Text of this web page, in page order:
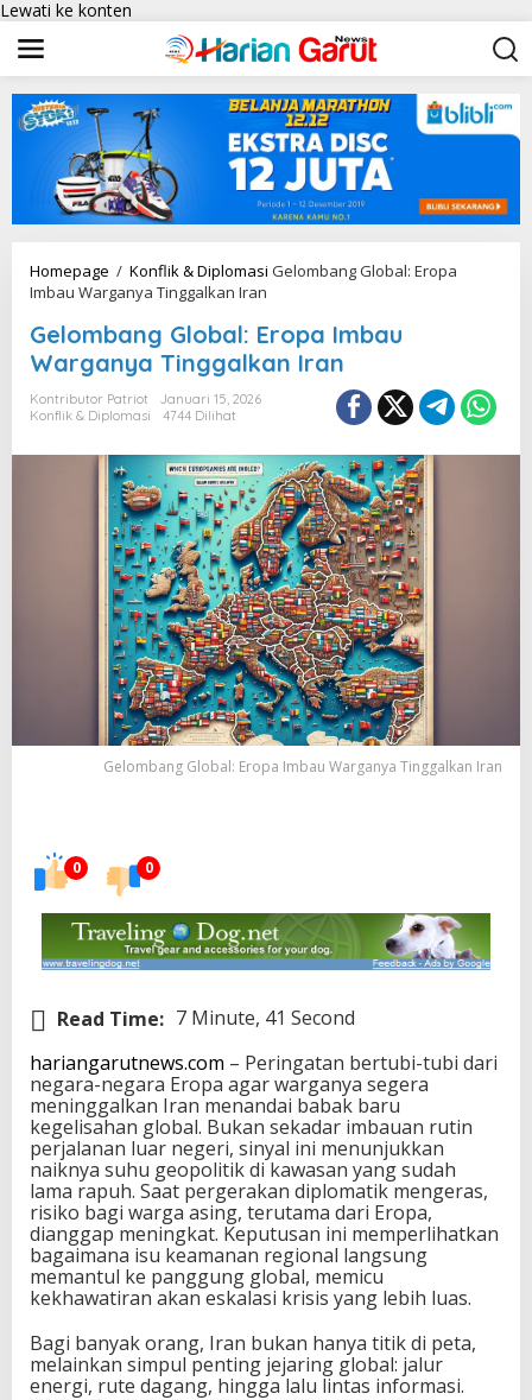
Lewati ke konten
Homepage / Konflik & Diplomasi Gelombang Global: Eropa
Imbau Warganya Tinggalkan Iran
Gelombang Global: Eropa Imbau
Warganya Tinggalkan Iran
Kontributor Patriot
Januari 15, 2026
Konflik & Diplomasi
4744 Dilihat
Gelombang Global: Eropa Imbau Warganya Tinggalkan Iran
0 0
Read Time: 7 Minute, 41 Second
hariangarutnews.com – Peringatan bertubi-tubi dari
negara-negara Eropa agar warganya segera
meninggalkan Iran menandai babak baru
kegelisahan global. Bukan sekadar imbauan rutin
perjalanan luar negeri, sinyal ini menunjukkan
naiknya suhu geopolitik di kawasan yang sudah
lama rapuh. Saat pergerakan diplomatik mengeras,
risiko bagi warga asing, terutama dari Eropa,
dianggap meningkat. Keputusan ini memperlihatkan
bagaimana isu keamanan regional langsung
memantul ke panggung global, memicu
kekhawatiran akan eskalasi krisis yang lebih luas.
Bagi banyak orang, Iran bukan hanya titik di peta,
melainkan simpul penting jejaring global: jalur
energi, rute dagang, hingga lalu lintas informasi.